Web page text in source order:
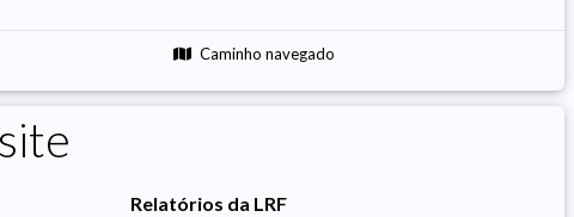
Caminho navegado
Relatórios da LRF